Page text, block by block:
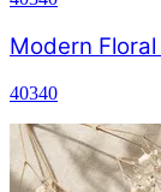
Modern
40340